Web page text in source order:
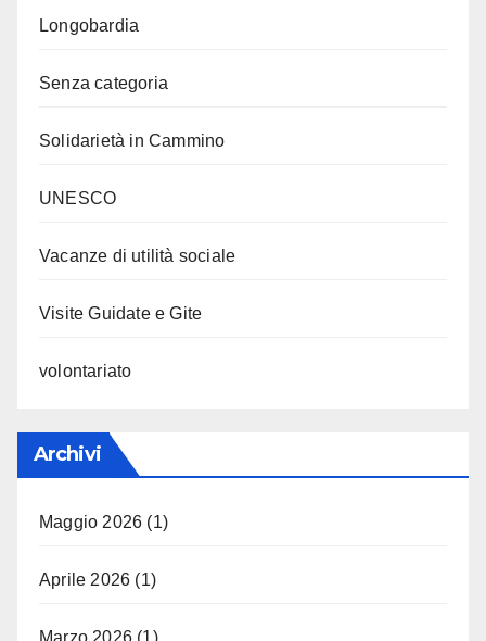
Longobardia
Senza categoria
Solidarietà in Cammino
UNESCO
Vacanze di utilità sociale
Visite Guidate e Gite
volontariato
Archivi
Maggio 2026 (1)
Aprile 2026 (1)
Marzo 2026 (1)